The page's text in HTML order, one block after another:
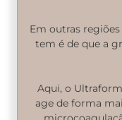
Em outras
tem é de que a
Aqui, o
age de forma